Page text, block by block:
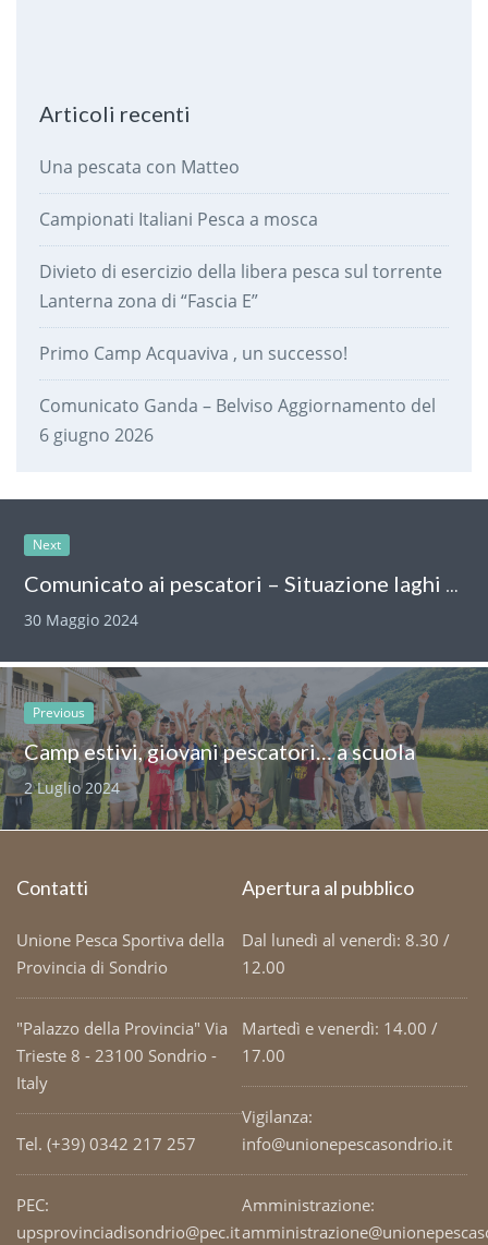
Articoli recenti
Una pescata con Matteo
Campionati Italiani Pesca a mosca
Divieto di esercizio della libera pesca sul torrente
Lanterna zona di “Fascia E”
Primo Camp Acquaviva , un successo!
Comunicato Ganda – Belviso Aggiornamento del
6 giugno 2026
Next
Comunicato ai pescatori – Situazione laghi alpini e immissioni “pronta pesca”
30 Maggio 2024
Previous
Camp estivi, giovani pescatori… a scuola
2 Luglio 2024
Contatti
Unione Pesca Sportiva della
Provincia di Sondrio
"Palazzo della Provincia" Via
Trieste 8 - 23100 Sondrio -
Italy
Tel. (+39) 0342 217 257
PEC:
upsprovinciadisondrio@pec.it
Apertura al pubblico
Dal lunedì al venerdì: 8.30 /
12.00
Martedì e venerdì: 14.00 /
17.00
Vigilanza:
info@unionepescasondrio.it
Amministrazione: